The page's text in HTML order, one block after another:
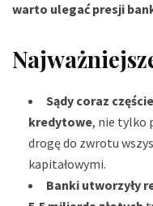
warto ulegać presji
Sądy coraz
kredytowe, nie tylko
drogę do zwrotu
kapitałowymi.
Banki utworzyły